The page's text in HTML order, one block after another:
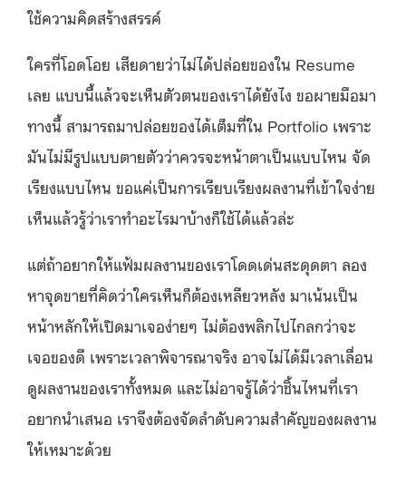
ใช้ความคิดสร้างสรรค์
ใครที่โอดโอย เสียดายว่าไม่ได้ปล่อยของใน Resume
เลย แบบนี้แล้วจะเห็นตัวตนของเราได้ยังไง ขอผายมือมา
ทางนี้ สามารถมาปล่อยของได้เต็มที่ใน Portfolio เพราะ
มันไม่มีรูปแบบตายตัวว่าควรจะหน้าตาเป็นแบบไหน จัด
เรียงแบบไหน ขอแค่เป็นการเรียบเรียงผลงานที่เข้าใจง่าย
เห็นแล้วรู้ว่าเราทำอะไรมาบ้างก็ใช้ได้แล้วล่ะ
แต่ถ้าอยากให้แฟ้มผลงานของเราโดดเด่นสะดุดตา ลอง
หาจุดขายที่คิดว่าใครเห็นก็ต้องเหลียวหลัง มาเน้นเป็น
หน้าหลักให้เปิดมาเจอง่ายๆ ไม่ต้องพลิกไปไกลกว่าจะ
เจอของดี เพราะเวลาพิจารณาจริง อาจไม่ได้มีเวลาเลื่อน
ดูผลงานของเราทั้งหมด และไม่อาจรู้ได้ว่าชิ้นไหนที่เรา
อยากนำเสนอ เราจึงต้องจัดลำดับความสำคัญของผลงาน
ให้เหมาะด้วย